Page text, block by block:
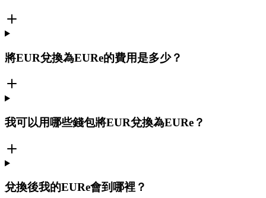
將EUR兌換為EURe的費用是多少？
我可以用哪些錢包將EUR兌換為EURe？
兌換後我的EURe會到哪裡？